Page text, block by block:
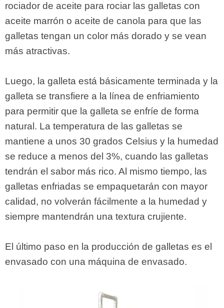
rociador de aceite para rociar las galletas con
aceite marrón o aceite de canola para que las
galletas tengan un color más dorado y se vean
más atractivas.
Luego, la galleta está básicamente terminada y la
galleta se transfiere a la línea de enfriamiento
para permitir que la galleta se enfríe de forma
natural. La temperatura de las galletas se
mantiene a unos 30 grados Celsius y la humedad
se reduce a menos del 3%, cuando las galletas
tendrán el sabor más rico. Al mismo tiempo, las
galletas enfriadas se empaquetarán con mayor
calidad, no volverán fácilmente a la humedad y
siempre mantendrán una textura crujiente.
El último paso en la producción de galletas es el
envasado con una máquina de envasado.